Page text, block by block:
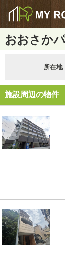
おおさか
所在地
施設周辺の物件